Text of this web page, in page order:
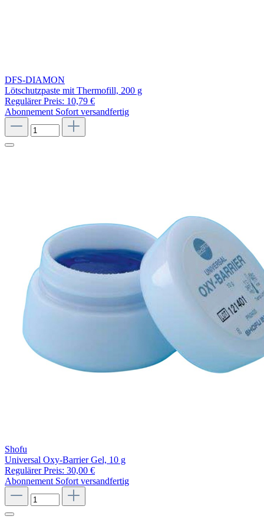
DFS-DIAMON
Lötschutzpaste mit Thermofill, 200 g
Regulärer Preis: 10,79 €
Abonnement Sofort versandfertig
Shofu
Universal Oxy-Barrier Gel, 10 g
Regulärer Preis: 30,00 €
Abonnement Sofort versandfertig